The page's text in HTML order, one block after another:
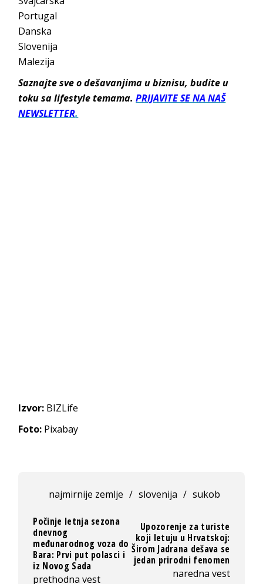
Portugal
Danska
Slovenija
Malezija
Saznajte sve o dešavanjima u biznisu, budite u
toku sa lifestyle temama.PRIJAVITE SE NA NAŠ
NEWSLETTER.
Izvor: BIZLife
Foto: Pixabay
najmirnije zemlje / slovenija / sukob
Počinje letnja sezona
dnevnog
međunarodnog voza do
Bara: Prvi put polasci i
iz Novog Sada
prethodna vest
Upozorenje za turiste
koji letuju u Hrvatskoj:
Širom Jadrana dešava se
jedan prirodni fenomen
naredna vest